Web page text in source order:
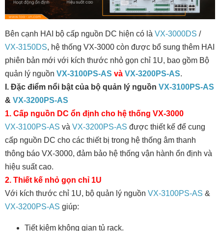
Bên cạnh HAI bộ cấp nguồn DC hiện có là VX-3000DS /
VX-3150DS, hệ thống VX-3000 còn được bổ sung thêm HAI
phiên bản mới với kích thước nhỏ gọn chỉ 1U, bao gồm Bộ
quản lý nguồn VX-3100PS-AS và VX-3200PS-AS.
I. Đặc điểm nổi bật của bộ quản lý nguồn VX-3100PS-AS
& VX-3200PS-AS
1. Cấp nguồn DC ổn định cho hệ thống VX-3000
VX-3100PS-AS và VX-3200PS-AS được thiết kế để cung
cấp nguồn DC cho các thiết bị trong hệ thống âm thanh
thông báo VX-3000, đảm bảo hệ thống vận hành ổn định và
hiệu suất cao.
2. Thiết kế nhỏ gọn chỉ 1U
Với kích thước chỉ 1U, bộ quản lý nguồn VX-3100PS-AS &
VX-3200PS-AS giúp:
Tiết kiệm không gian tủ rack.